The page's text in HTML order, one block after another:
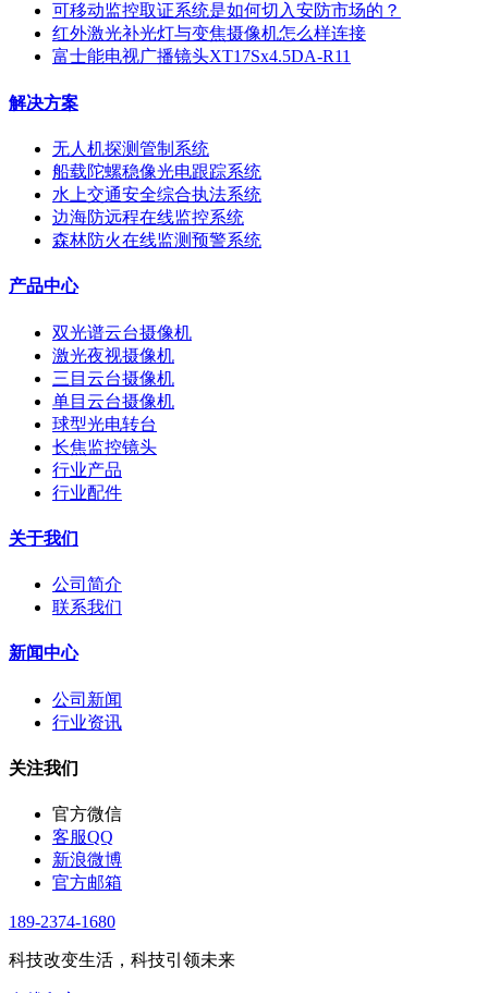
可移动监控取证系统是如何切入安防市场的？
红外激光补光灯与变焦摄像机怎么样连接
富士能电视广播镜头XT17Sx4.5DA-R11
解决方案
无人机探测管制系统
船载陀螺稳像光电跟踪系统
水上交通安全综合执法系统
边海防远程在线监控系统
森林防火在线监测预警系统
产品中心
双光谱云台摄像机
激光夜视摄像机
三目云台摄像机
单目云台摄像机
球型光电转台
长焦监控镜头
行业产品
行业配件
关于我们
公司简介
联系我们
新闻中心
公司新闻
行业资讯
关注我们
官方微信
客服QQ
新浪微博
官方邮箱
189-2374-1680
科技改变生活，科技引领未来